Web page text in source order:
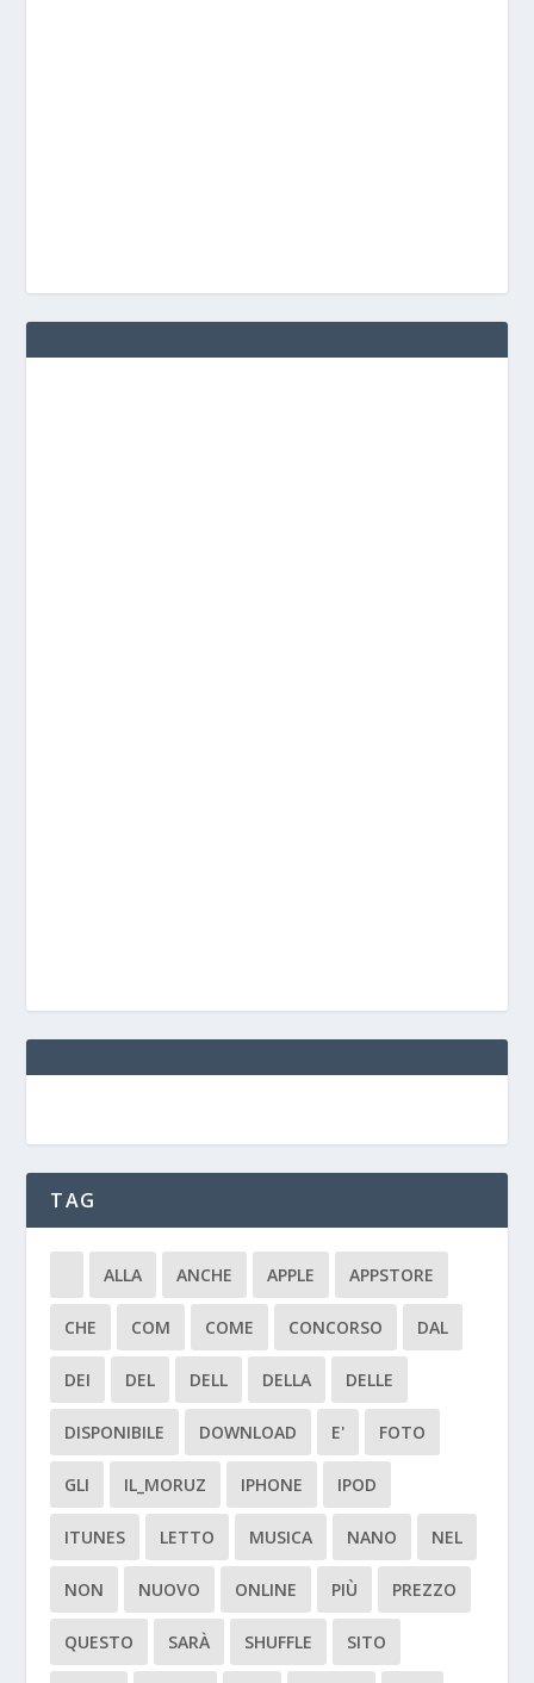
TAG
ALLA ANCHE APPLE APPSTORE
CHE COM COME CONCORSO DAL
DEI DEL DELL DELLA DELLE
DISPONIBILE DOWNLOAD E' FOTO
GLI IL_MORUZ IPHONE IPOD
ITUNES LETTO MUSICA NANO NEL
NON NUOVO ONLINE PIÙ PREZZO
QUESTO SARÀ SHUFFLE SITO